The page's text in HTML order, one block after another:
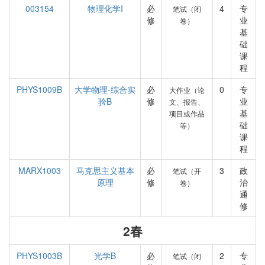
003154 物理化学I
必
修
笔试（闭
卷）
4
专
业
基
础
课
程
PHYS1009B
大学物理-综合实
验B
必
修
大作业（论
文、报告、
项目或作品
等）
0
专
业
基
础
课
程
MARX1003
马克思主义基本
原理
必
修
笔试（开
卷）
3
政
治
通
修
2春
PHYS1003B 光学B
必
笔试（闭
2
专